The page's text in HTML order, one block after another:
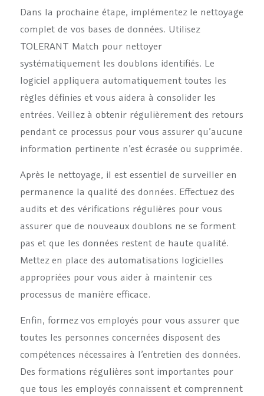
Dans la prochaine étape, implémentez le nettoyage
complet de vos bases de données. Utilisez
TOLERANT Match pour nettoyer
systématiquement les doublons identifiés. Le
logiciel appliquera automatiquement toutes les
règles définies et vous aidera à consolider les
entrées. Veillez à obtenir régulièrement des retours
pendant ce processus pour vous assurer qu’aucune
information pertinente n’est écrasée ou supprimée.
Après le nettoyage, il est essentiel de surveiller en
permanence la qualité des données. Effectuez des
audits et des vérifications régulières pour vous
assurer que de nouveaux doublons ne se forment
pas et que les données restent de haute qualité.
Mettez en place des automatisations logicielles
appropriées pour vous aider à maintenir ces
processus de manière efficace.
Enfin, formez vos employés pour vous assurer que
toutes les personnes concernées disposent des
compétences nécessaires à l’entretien des données.
Des formations régulières sont importantes pour
que tous les employés connaissent et comprennent